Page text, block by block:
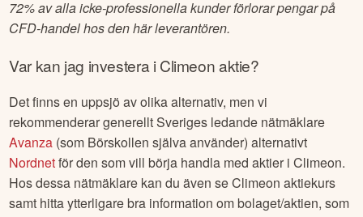
efterhandeln.
efterhandel, men nätmäklaren IG ger däremot möjligheten
vardagar, vilket ger dig en möjlighet att ta positioner eller
hedga din aktieportfölj före eller efter stängning (kl. 09.00-
17.30).
72% av alla icke-professionella kunder förlorar pengar på
CFD-handel hos den här leverantören.